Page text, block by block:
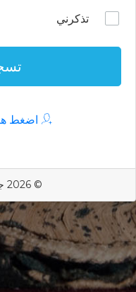
تذكرني
اضغط
© 2026 جميع الحقوق محفوظة